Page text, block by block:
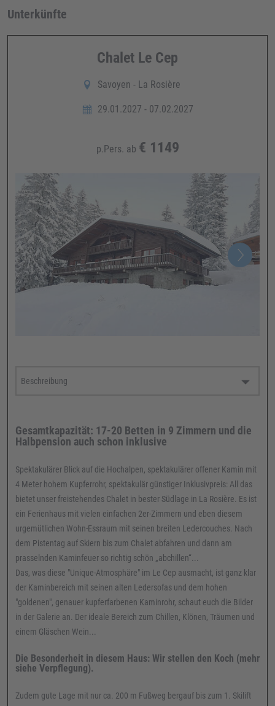
Unterkünfte
Chalet Le Cep
Savoyen - La Rosière
29.01.2027 - 07.02.2027
p.Pers. ab € 1149
Gesamtkapazität: 17-20 Betten in 9 Zimmern und die
Halbpension auch schon inklusive
Spektakulärer Blick auf die Hochalpen, spektakulärer offener Kamin mit
4 Meter hohem Kupferrohr, spektakulär günstiger Inklusivpreis: All das
bietet unser freistehendes Chalet in bester Südlage in La Rosière. Es ist
ein Ferienhaus mit vielen einfachen 2er-Zimmern und eben diesem
urgemütlichen Wohn-Essraum mit seinen breiten Ledercouches. Nach
dem Pistentag auf Skiern bis zum Chalet abfahren und dann am
prasselnden Kaminfeuer so richtig schön „abchillen“...
Das, was diese "Unique-Atmosphäre" im Le Cep ausmacht, ist ganz klar
der Kaminbereich mit seinen alten Ledersofas und dem hohen
"goldenen", genauer kupferfarbenen Kaminrohr, schaut euch die Bilder
in der Galerie an. Der ideale Bereich zum Chillen, Klönen, Träumen und
einem Gläschen Wein...
Die Besonderheit in diesem Haus: Wir stellen den Koch (mehr
siehe Verpflegung).
Zudem gute Lage mit nur ca. 200 m Fußweg bergauf bis zum 1. Skilift